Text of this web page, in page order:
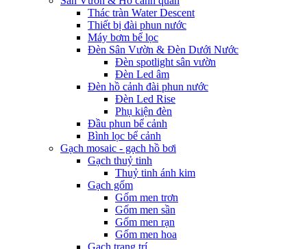
Thác tràn Water Descent
Thiết bị đài phun nước
Máy bơm bể lọc
Đèn Sân Vườn & Đèn Dưới Nước
Đèn spotlight sân vườn
Đèn Led âm
Đèn hồ cảnh đài phun nước
Đèn Led Rise
Phụ kiện đèn
Đầu phun bể cảnh
Bình lọc bể cảnh
Gạch mosaic - gạch hồ bơi
Gạch thuỷ tinh
Thuỷ tinh ánh kim
Gạch gốm
Gốm men trơn
Gốm men sần
Gốm men rạn
Gốm men hoa
Gạch trang trí